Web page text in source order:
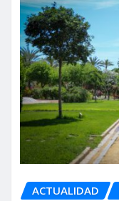
ACTUALIDAD